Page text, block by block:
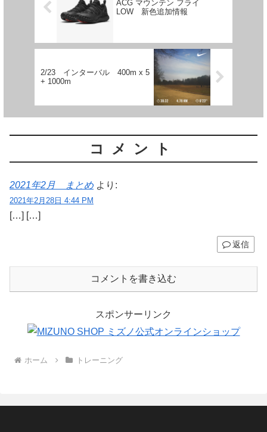
ACG マウンテン フライ
LOW 新色追加情報
2/23 インターバル 400m x 5
+ 1000m
コメント
2021年2月 まとめ より:
2021年2月28日 4:44 PM
[…] […]
返信
コメントを書き込む
スポンサーリンク
ホーム トレーニング